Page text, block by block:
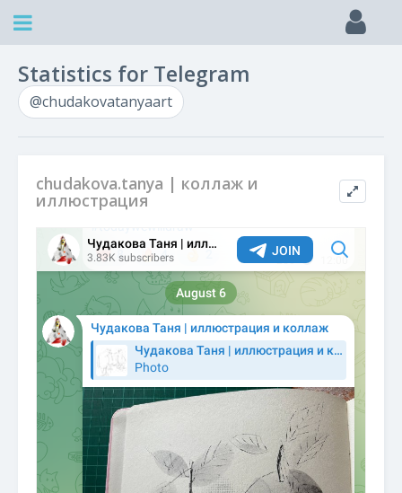
Statistics for Telegram
@chudakovatanyaart
chudakova.tanya | коллаж и
иллюстрация